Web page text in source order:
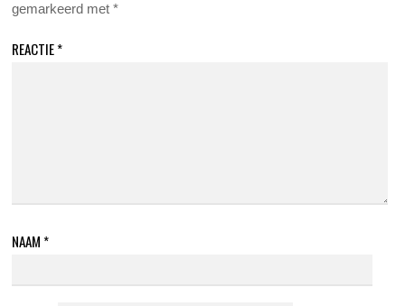
gemarkeerd met*
REACTIE*
NAAM *